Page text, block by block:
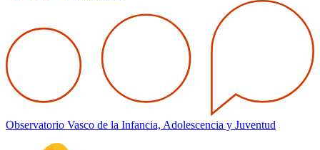
Observatorio Vasco de la Infancia, Adolescencia y Juventud